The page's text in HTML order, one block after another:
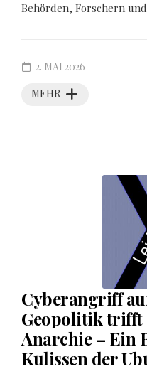
Behörden, Forschern
MEHR
2. MAI 2026
Cyberangriff
Geopolitik trifft
Anarchie – Ein
Kulissen der